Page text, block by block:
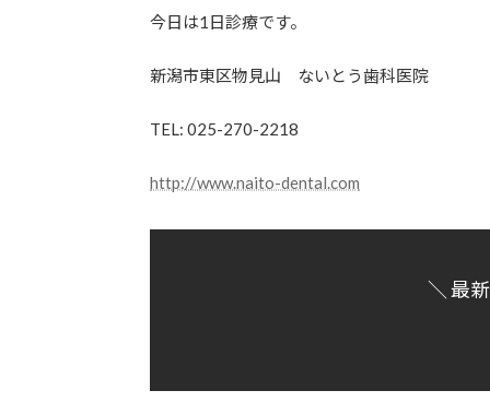
今日は1日診療です。
新潟市東区物見山 ないとう歯科医院
TEL: 025-270-2218
http://www.naito-dental.com
＼ 最